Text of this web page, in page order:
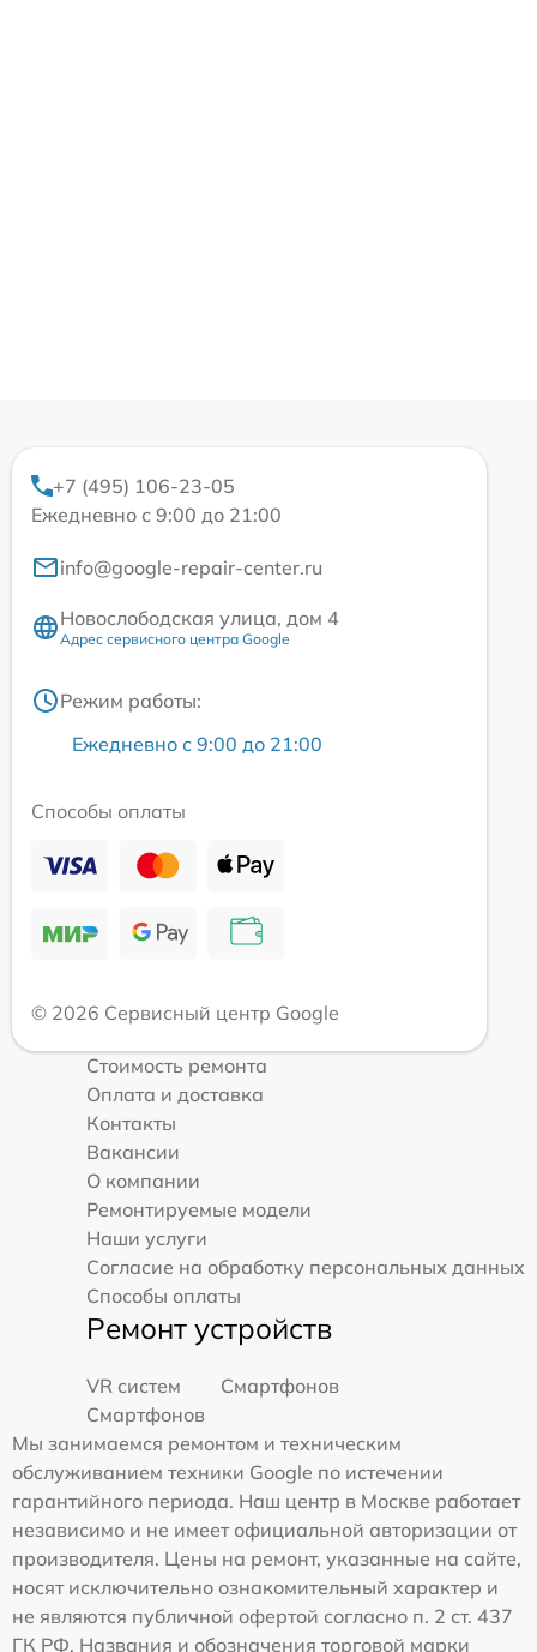
+7 (495) 106-23-05
Ежедневно с 9:00 до 21:00
info@google-repair-center.ru
Новослободская улица, дом 4
Адрес сервисного центра Google
Режим работы:
Ежедневно с 9:00 до 21:00
Способы оплаты
© 2026 Сервисный центр Google
Стоимость ремонта
Оплата и доставка
Контакты
Вакансии
О компании
Ремонтируемые модели
Наши услуги
Согласие на обработку персональных данных
Способы оплаты
Ремонт устройств
VR систем
Смартфонов
Смартфонов
Мы занимаемся ремонтом и техническим
обслуживанием техники Google по истечении
гарантийного периода. Наш центр в Москве работает
независимо и не имеет официальной авторизации от
производителя. Цены на ремонт, указанные на сайте,
носят исключительно ознакомительный характер и
не являются публичной офертой согласно п. 2 ст. 437
ГК РФ. Названия и обозначения торговой марки